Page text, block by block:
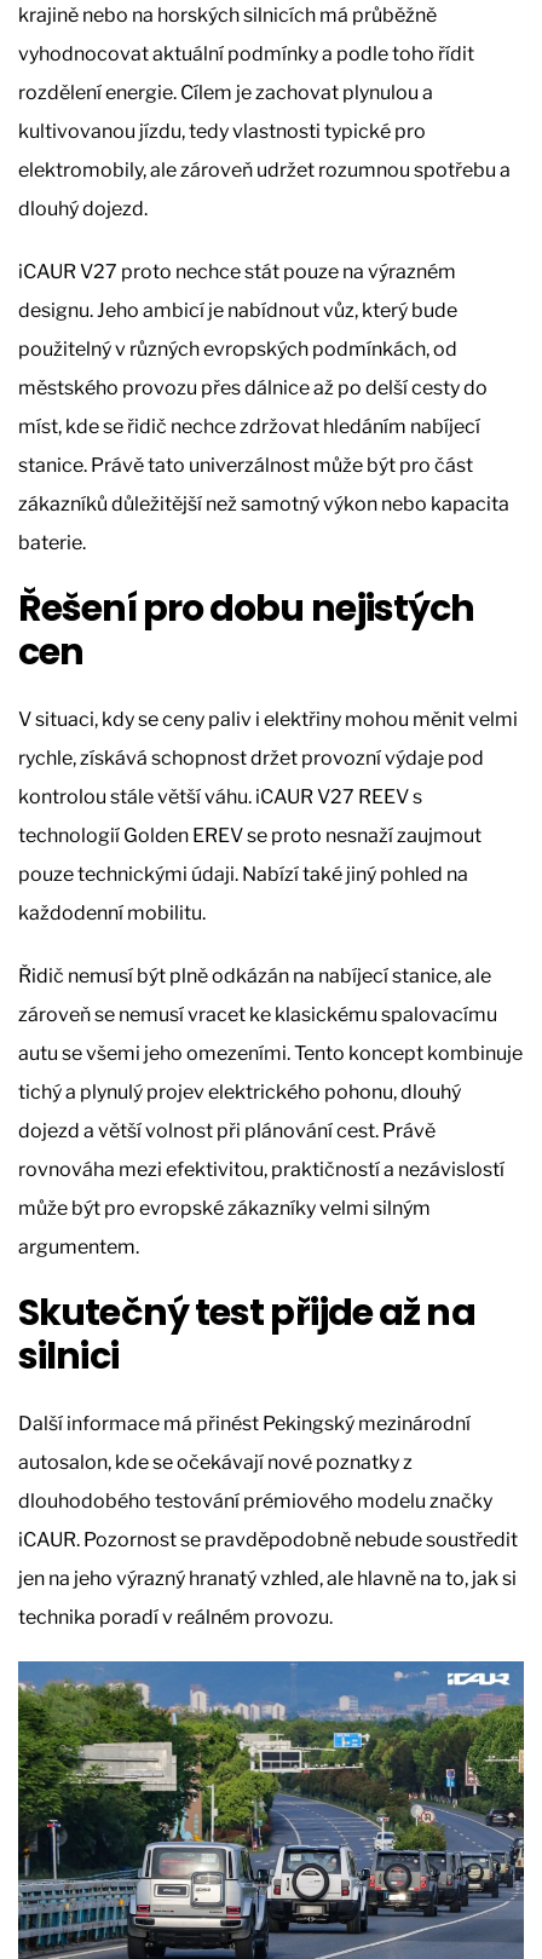
krajině nebo na horských silnicích má průběžně
vyhodnocovat aktuální podmínky a podle toho řídit
rozdělení energie. Cílem je zachovat plynulou a
kultivovanou jízdu, tedy vlastnosti typické pro
elektromobily, ale zároveň udržet rozumnou spotřebu a
dlouhý dojezd.
iCAUR V27 proto nechce stát pouze na výrazném
designu. Jeho ambicí je nabídnout vůz, který bude
použitelný v různých evropských podmínkách, od
městského provozu přes dálnice až po delší cesty do
míst, kde se řidič nechce zdržovat hledáním nabíjecí
stanice. Právě tato univerzálnost může být pro část
zákazníků důležitější než samotný výkon nebo kapacita
baterie.
Řešení pro dobu nejistých
cen
V situaci, kdy se ceny paliv i elektřiny mohou měnit velmi
rychle, získává schopnost držet provozní výdaje pod
kontrolou stále větší váhu. iCAUR V27 REEV s
technologií Golden EREV se proto nesnaží zaujmout
pouze technickými údaji. Nabízí také jiný pohled na
každodenní mobilitu.
Řidič nemusí být plně odkázán na nabíjecí stanice, ale
zároveň se nemusí vracet ke klasickému spalovacímu
autu se všemi jeho omezeními. Tento koncept kombinuje
tichý a plynulý projev elektrického pohonu, dlouhý
dojezd a větší volnost při plánování cest. Právě
rovnováha mezi efektivitou, praktičností a nezávislostí
může být pro evropské zákazníky velmi silným
argumentem.
Skutečný test přijde až na
silnici
Další informace má přinést Pekingský mezinárodní
autosalon, kde se očekávají nové poznatky z
dlouhodobého testování prémiového modelu značky
iCAUR. Pozornost se pravděpodobně nebude soustředit
jen na jeho výrazný hranatý vzhled, ale hlavně na to, jak si
technika poradí v reálném provozu.